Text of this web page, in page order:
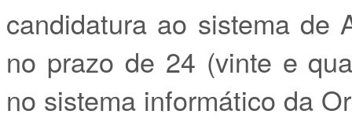
candidatura ao sistema de
no prazo de 24 (vinte e
no sistema informático da